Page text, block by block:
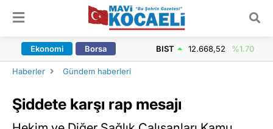
Ekonomi Borsa BIST 12.668,52 %1.70
Haberler Gündem haberleri
Şiddete karşı rap mesajı